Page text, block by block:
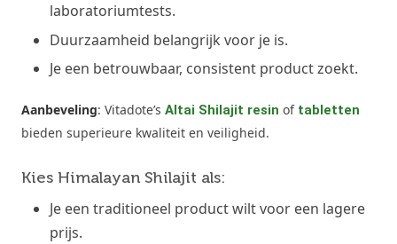
laboratoriumtests.
Duurzaamheid belangrijk voor je is.
Je een betrouwbaar, consistent product zoekt.
Aanbeveling: Vitadote’s Altai Shilajit resin of tabletten
bieden superieure kwaliteit en veiligheid.
Kies Himalayan Shilajit als:
Je een traditioneel product wilt voor een lagere
prijs.